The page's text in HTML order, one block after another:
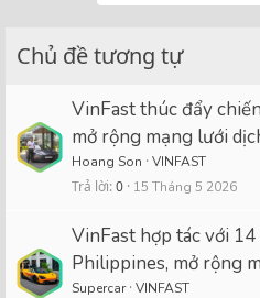
Chủ đề tương tự
VinFast thúc đẩy
mở rộng mạng lưới
Hoang Son VINFAST
Trả lời 0 15 Tháng 5 2026
VinFast hợp tác với
Philippines, mở rộng
Supercar VINFAST